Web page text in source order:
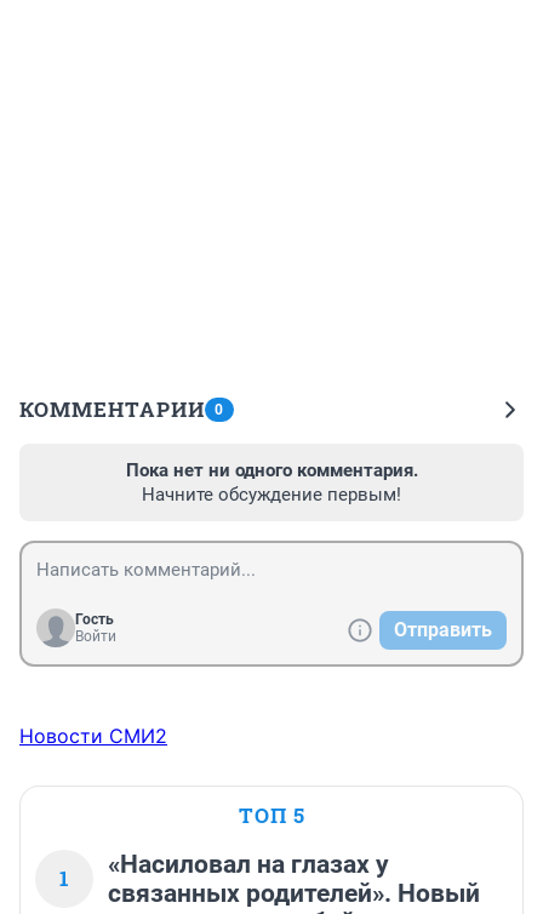
КОММЕНТАРИИ 0
Пока нет ни одного комментария.
Начните обсуждение первым!
Гость
Войти
Отправить
Новости СМИ2
ТОП 5
1
«Насиловал на глазах у
связанных родителей». Новый